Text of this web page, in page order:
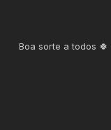
Boa sorte a todos 🍀